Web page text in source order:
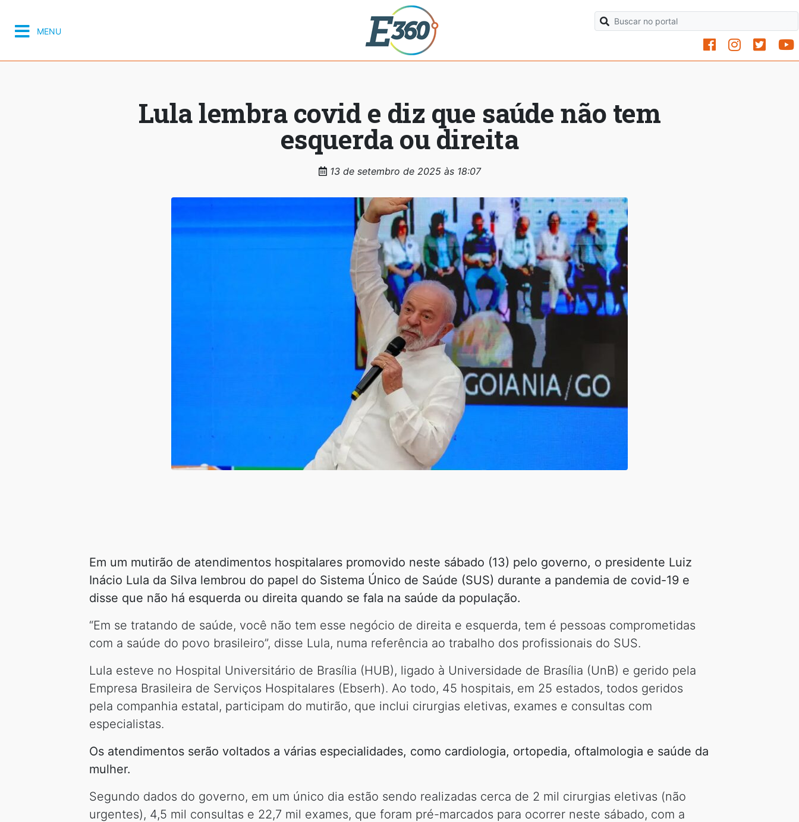
MENU
Lula lembra covid e diz que saúde não tem
esquerda ou direita
13 de setembro de 2025 às 18:07
Em um mutirão de atendimentos hospitalares promovido neste sábado (13) pelo governo, o presidente Luiz
Inácio Lula da Silva lembrou do papel do Sistema Único de Saúde (SUS) durante a pandemia de covid-19 e
disse que não há esquerda ou direita quando se fala na saúde da população.
“Em se tratando de saúde, você não tem esse negócio de direita e esquerda, tem é pessoas comprometidas
com a saúde do povo brasileiro”, disse Lula, numa referência ao trabalho dos profissionais do SUS.
Lula esteve no Hospital Universitário de Brasília (HUB), ligado à Universidade de Brasília (UnB) e gerido pela
Empresa Brasileira de Serviços Hospitalares (Ebserh). Ao todo, 45 hospitais, em 25 estados, todos geridos
pela companhia estatal, participam do mutirão, que inclui cirurgias eletivas, exames e consultas com
especialistas.
Os atendimentos serão voltados a várias especialidades, como cardiologia, ortopedia, oftalmologia e saúde da
mulher.
Segundo dados do governo, em um único dia estão sendo realizadas cerca de 2 mil cirurgias eletivas (não
urgentes), 4,5 mil consultas e 22,7 mil exames, que foram pré-marcados para ocorrer neste sábado, com a